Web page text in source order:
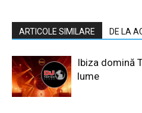
ARTICOLE SIMILARE DE LA
Ibiza domină
lume